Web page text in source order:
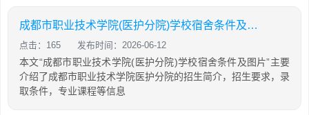
成都市职业技术学院(医护分院)学校宿舍条件及图片
点击：165 发布时间：2026-06-12
本文“成都市职业技术学院(医护分院)学校宿舍条件及图片”主要
介绍了成都市职业技术学院医护分院的招生简介，招生要求，录
取条件，专业课程等信息